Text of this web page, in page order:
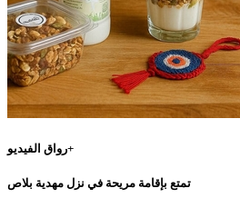
رواق الفيديو+
تمتع بإقامة مريحة في نزل مهدية بلاص